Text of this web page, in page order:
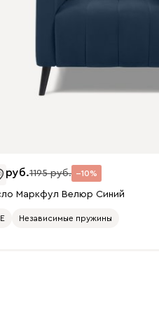
Молочный
1195 10
Маркфул Велюр Синий
Независимые пружины